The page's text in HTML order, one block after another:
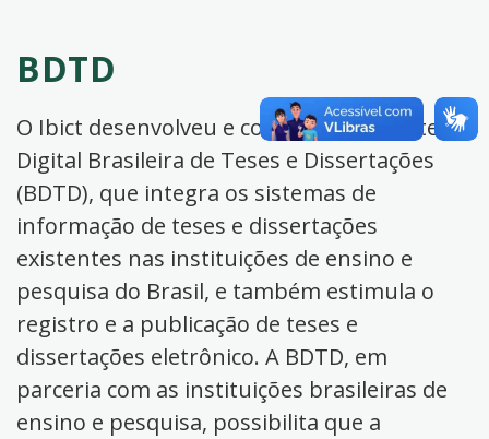
BDTD
O Ibict desenvolveu e coordena a Biblioteca
Digital Brasileira de Teses e Dissertações
(BDTD), que integra os sistemas de
informação de teses e dissertações
existentes nas instituições de ensino e
pesquisa do Brasil, e também estimula o
registro e a publicação de teses e
dissertações eletrônico. A BDTD, em
parceria com as instituições brasileiras de
ensino e pesquisa, possibilita que a